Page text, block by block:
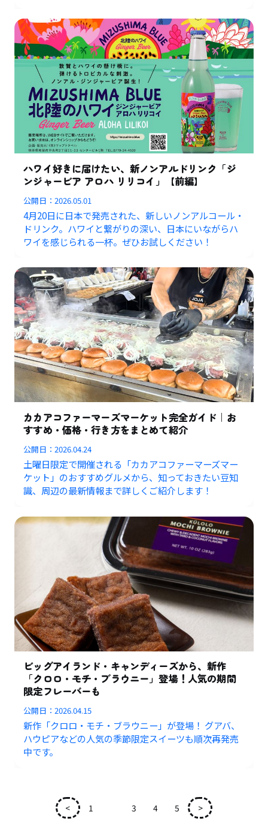
ハワイ好きに届けたい、新ノンアルドリンク「ジ
ンジャービア アロハ リリコイ」【前編】
公開日：2026.05.01
4月20日に日本で発売された、新しいノンアルコール・
ドリンク。ハワイと繋がりの深い、日本にいながらハ
ワイを感じられる一杯。ぜひお試しください！
カカアコファーマーズマーケット完全ガイド｜お
すすめ・価格・行き方をまとめて紹介
公開日：2026.04.24
土曜日限定で開催される「カカアコファーマーズマー
ケット」のおすすめグルメから、知っておきたい豆知
識、周辺の最新情報まで詳しくご紹介します！
ビッグアイランド・キャンディーズから、新作
「クロロ・モチ・ブラウニー」登場！人気の期間
限定フレーバーも
公開日：2026.04.15
新作「クロロ・モチ・ブラウニー」が登場！ グアバ、
ハウピアなどの人気の季節限定スイーツも順次再発売
中です。
< 1 3 4 5 >